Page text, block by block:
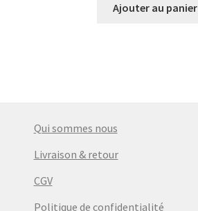
Ajouter au panier
Qui sommes nous
Livraison & retour
CGV
Politique de confidentialité